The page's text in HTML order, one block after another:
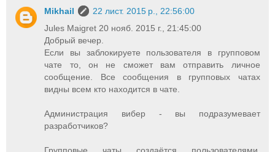
Mikhail
22 лист. 2015 р., 22:56:00
Jules Maigret 20 нояб. 2015 г., 21:45:00
Добрый вечер.
Если вы заблокируете пользователя в групповом
чате то, он не сможет вам отправить личное
сообщение. Все сообщения в групповых чатах
видны всем кто находится в чате.
Администрация вибер - вы подразумевает
разработчиков?
Групповые чаты создаётся пользователями,